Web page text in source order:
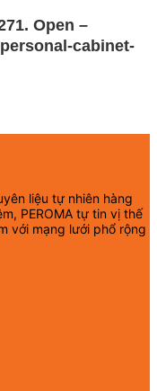
Open –
cabinet-
liệu tự nhiên hàng
PEROMA tự tin vị thế
với mạng lưới phổ rộng